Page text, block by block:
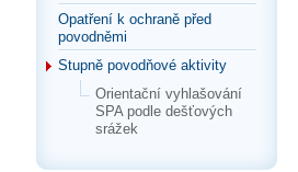
Opatření k ochraně před
povodněmi
Stupně povodňové aktivity
Orientační vyhlašování
SPA podle dešťových
srážek